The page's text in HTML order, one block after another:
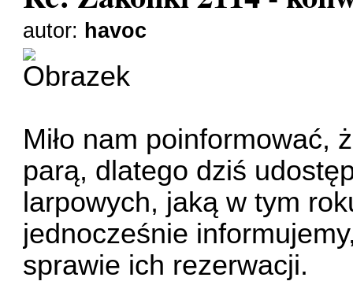
autor: havoc
Miło nam poinformować,
parą, dlatego dziś
larpowych, jaką w tym
jednocześnie
sprawie ich rezerwacji.